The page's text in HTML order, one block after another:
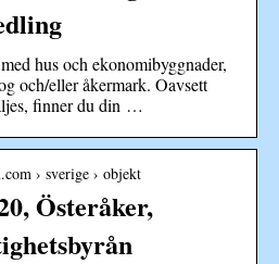
hus och ekonomibyggnader,
och/eller åkermark. Oavsett
finner du din …
› sverige › objekt
Österåker,